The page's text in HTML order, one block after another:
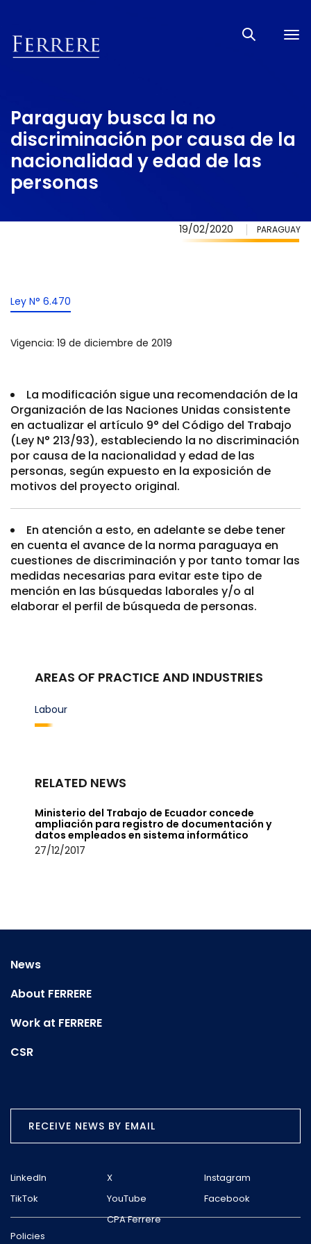
Paraguay busca la no
discriminación por causa de la
nacionalidad y edad de las
personas
19/02/2020 PARAGUAY
Ley N° 6.470
Vigencia: 19 de diciembre de 2019
La modificación sigue una recomendación de la
Organización de las Naciones Unidas consistente
en actualizar el artículo 9° del Código del Trabajo
(Ley N° 213/93), estableciendo la no discriminación
por causa de la nacionalidad y edad de las
personas, según expuesto en la exposición de
motivos del proyecto original.
En atención a esto, en adelante se debe tener
en cuenta el avance de la norma paraguaya en
cuestiones de discriminación y por tanto tomar las
medidas necesarias para evitar este tipo de
mención en las búsquedas laborales y/o al
elaborar el perfil de búsqueda de personas.
AREAS OF PRACTICE AND INDUSTRIES
Labour
RELATED NEWS
Ministerio del Trabajo de Ecuador concede
ampliación para registro de documentación y
datos empleados en sistema informático
27/12/2017
News
About FERRERE
Work at FERRERE
CSR
RECEIVE NEWS BY EMAIL
LinkedIn X
Instagram
TikTok
YouTube Facebook
Policies
CPA Ferrere